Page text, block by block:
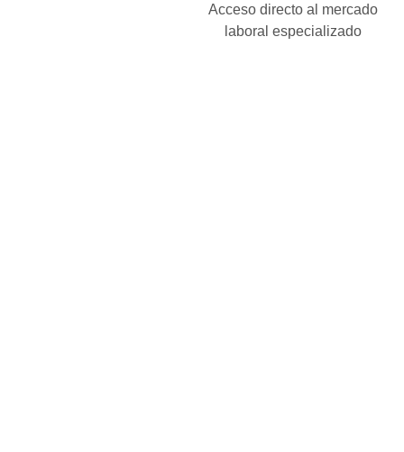
Acceso directo al mercado
laboral especializado